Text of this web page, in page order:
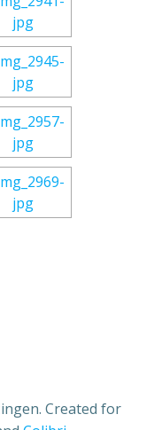
Created for